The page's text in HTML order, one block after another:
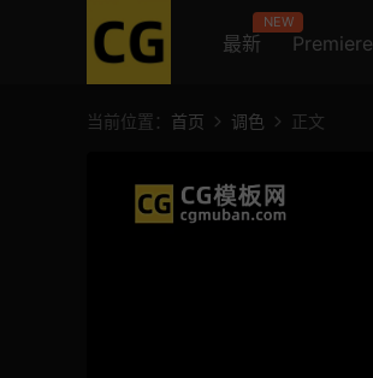
最新
NEW
Premiere
当前位置： 首页 调色 正文